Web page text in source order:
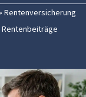
Rentenversicherung
Rentenbeiträge